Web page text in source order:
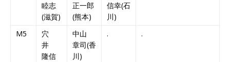
睦志
(滋賀)
正一郎
(熊本)
信幸(石
川)
M5
穴
井
隆信
中山
章司(香
川)
. .